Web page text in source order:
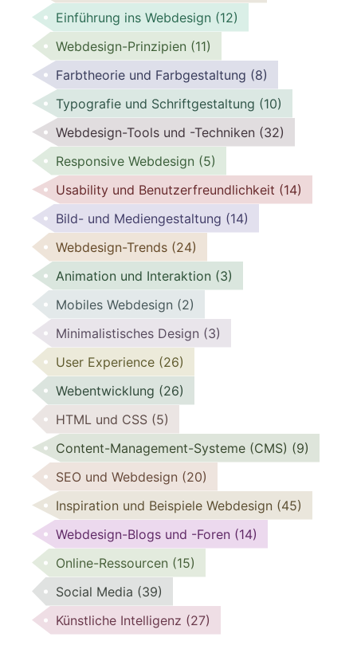
Einführung ins Webdesign (12)
Webdesign-Prinzipien (11)
Farbtheorie und Farbgestaltung (8)
Typografie und Schriftgestaltung (10)
Webdesign-Tools und -Techniken (32)
Responsive Webdesign (5)
Usability und Benutzerfreundlichkeit (14)
Bild- und Mediengestaltung (14)
Webdesign-Trends (24)
Animation und Interaktion (3)
Mobiles Webdesign (2)
Minimalistisches Design (3)
User Experience (26)
Webentwicklung (26)
HTML und CSS (5)
Content-Management-Systeme (CMS) (9)
SEO und Webdesign (20)
Inspiration und Beispiele Webdesign (45)
Webdesign-Blogs und -Foren (14)
Online-Ressourcen (15)
Social Media (39)
Künstliche Intelligenz (27)